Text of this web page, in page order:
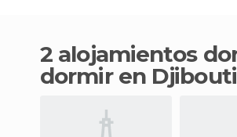
2 alojamientos donde
dormir en Djibouti